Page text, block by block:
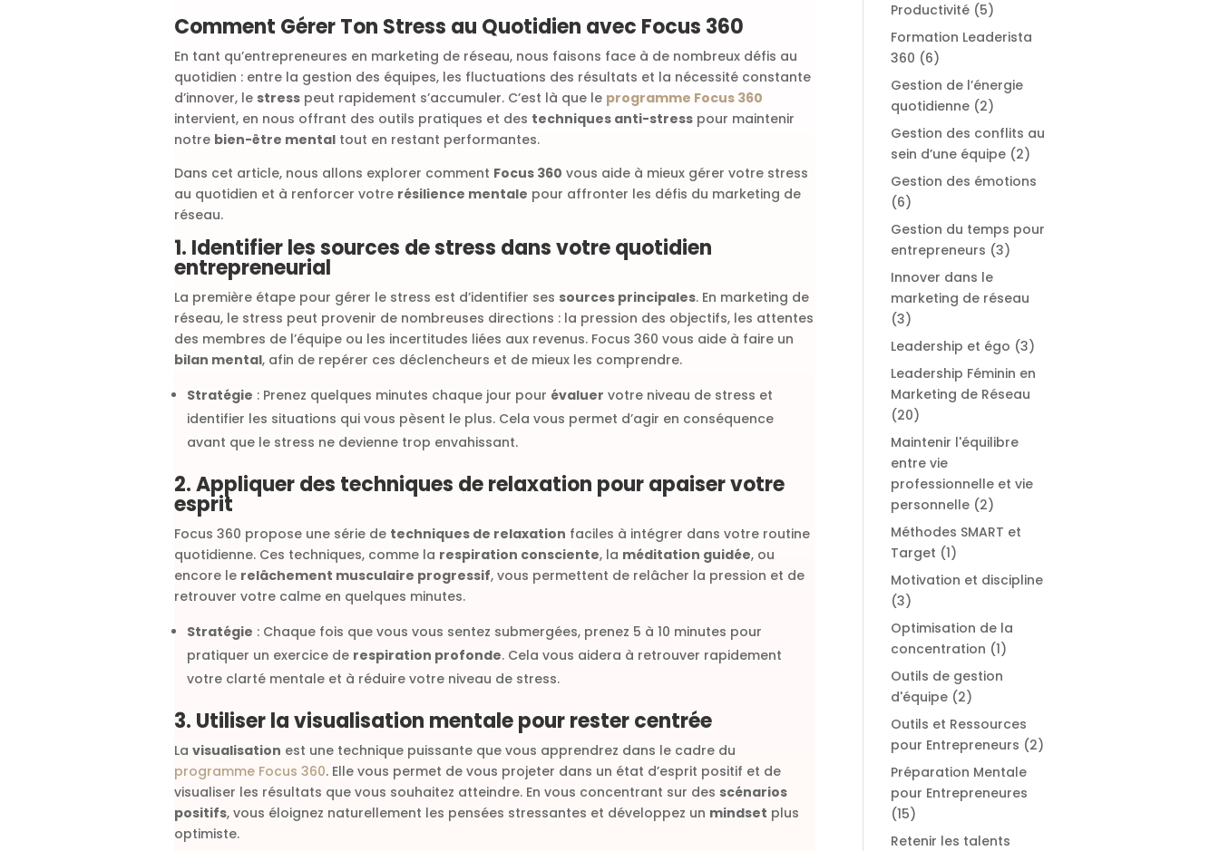
Comment Gérer Ton Stress au Quotidien avec Focus 360
En tant qu’entrepreneures en marketing de réseau, nous faisons face à de nombreux défis au
quotidien : entre la gestion des équipes, les fluctuations des résultats et la nécessité constante
d’innover, le stress peut rapidement s’accumuler. C’est là que le programme Focus 360
intervient, en nous offrant des outils pratiques et des techniques anti-stress pour maintenir
notre bien-être mental tout en restant performantes.
Dans cet article, nous allons explorer comment Focus 360 vous aide à mieux gérer votre stress
au quotidien et à renforcer votre résilience mentale pour affronter les défis du marketing de
réseau.
1. Identifier les sources de stress dans votre quotidien
entrepreneurial
La première étape pour gérer le stress est d’identifier ses sources principales. En marketing de
réseau, le stress peut provenir de nombreuses directions : la pression des objectifs, les attentes
des membres de l’équipe ou les incertitudes liées aux revenus. Focus 360 vous aide à faire un
bilan mental, afin de repérer ces déclencheurs et de mieux les comprendre.
Stratégie : Prenez quelques minutes chaque jour pour évaluer votre niveau de stress et
identifier les situations qui vous pèsent le plus. Cela vous permet d’agir en conséquence
avant que le stress ne devienne trop envahissant.
2. Appliquer des techniques de relaxation pour apaiser votre
esprit
Focus 360 propose une série de techniques de relaxation faciles à intégrer dans votre routine
quotidienne. Ces techniques, comme la respiration consciente, la méditation guidée, ou
encore le relâchement musculaire progressif, vous permettent de relâcher la pression et de
retrouver votre calme en quelques minutes.
Stratégie : Chaque fois que vous vous sentez submergées, prenez 5 à 10 minutes pour
pratiquer un exercice de respiration profonde. Cela vous aidera à retrouver rapidement
votre clarté mentale et à réduire votre niveau de stress.
3. Utiliser la visualisation mentale pour rester centrée
La visualisation est une technique puissante que vous apprendrez dans le cadre du
programme Focus 360. Elle vous permet de vous projeter dans un état d’esprit positif et de
visualiser les résultats que vous souhaitez atteindre. En vous concentrant sur des scénarios
positifs, vous éloignez naturellement les pensées stressantes et développez un mindset plus
optimiste.
Productivité(5)
Formation Leaderista
360 (6)
Gestion de l’énergie
quotidienne(2)
Gestion des conflits au
sein d’une équipe(2)
Gestion des émotions
(6)
Gestion du temps pour
entrepreneurs (3)
Innover dans le
marketing de réseau
(3)
Leadership et égo (3)
Leadership Féminin en
Marketing de Réseau
(20)
Maintenir l'équilibre
entre vie
professionnelle et vie
personnelle(2)
Méthodes SMART et
Target (1)
Motivation et discipline
(3)
Optimisation de la
concentration (1)
Outils de gestion
d'équipe(2)
Outils et Ressources
pour Entrepreneurs (2)
Préparation Mentale
pour Entrepreneures
(15)
Retenir les talents